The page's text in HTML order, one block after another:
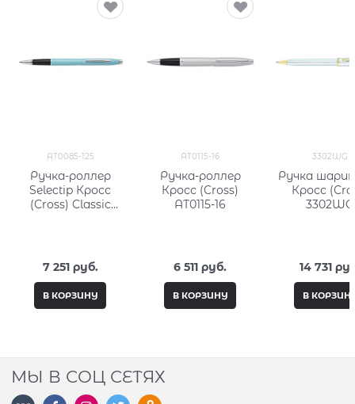
AT0085-125
Ручка-роллер
Selectip Кросс
(Cross) Classic
7 251 руб.
В КОРЗИНУ
AT0115-16
Ручка-роллер
Кросс (Cross)
AT0115-16
6 511 руб.
В КОРЗИНУ
3302WG
Ручка
Кросс
3302WG
14 731
В
МЫ В СОЦ СЕТЯХ